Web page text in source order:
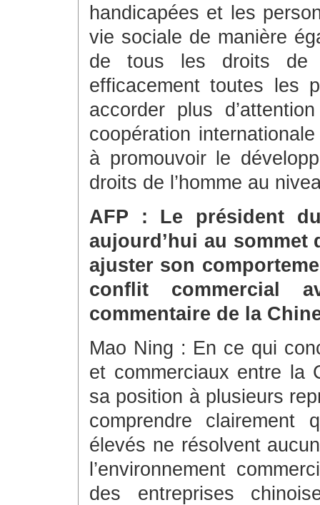
handicapées et les
vie sociale de manière
de tous les droits de
efficacement toutes les
accorder plus
coopération
à promouvoir le
droits de l’homme au
AFP : Le président
aujourd’hui au sommet
ajuster son
conflit commercial
commentaire de la
Mao Ning : En ce qui
et commerciaux entre la
sa position à plusieurs
comprendre
élevés ne résolvent
l’environnement
des entreprises